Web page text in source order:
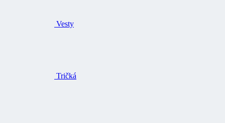
Vesty
Tričká